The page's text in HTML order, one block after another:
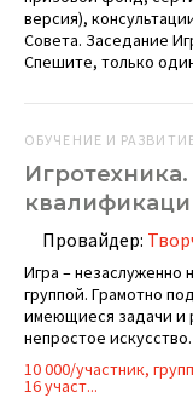
версия),
Совета. Заседание
Спешите, только
ОБУЧЕНИЕ И
Провайдер:
Игра – незаслуженно
группой. Грамотно
имеющиеся задачи и
непростое
10 000/участник,
16 участ...